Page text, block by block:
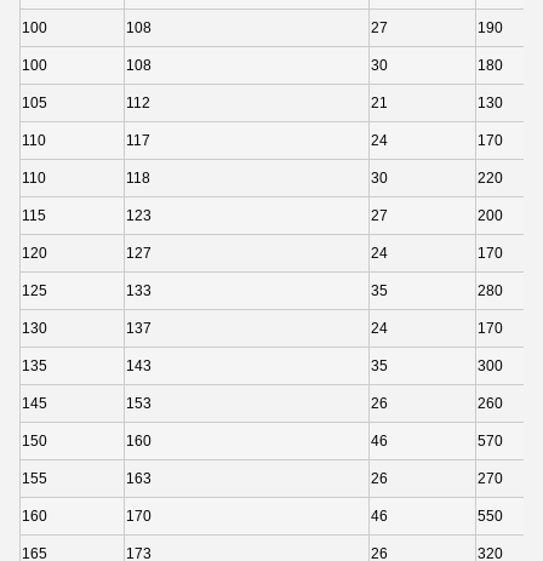
100 108 27 190
100 108 30 180
105 112 21 130
110 117 24 170
110 118 30 220
115 123 27 200
120 127 24 170
125 133 35 280
130 137 24 170
135 143 35 300
145 153 26 260
150 160 46 570
155 163 26 270
160 170 46 550
165 173 26 320